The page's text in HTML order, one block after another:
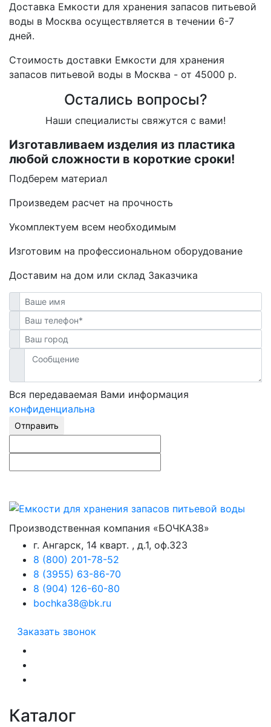
Доставка Емкости для хранения запасов питьевой
воды в Москва осуществляется в течении 6-7
дней.
Стоимость доставки Емкости для хранения
запасов питьевой воды в Москва - от 45000 р.
Остались вопросы?
Наши специалисты свяжутся с вами!
Изготавливаем изделия из пластика
любой сложности в короткие сроки!
Подберем материал
Произведем расчет на прочность
Укомплектуем всем необходимым
Изготовим на профессиональном оборудование
Доставим на дом или склад Заказчика
Вся передаваемая Вами информация
конфиденциальна
Отправить
Производственная компания «БОЧКА38»
г. Ангарск, 14 кварт. , д.1, оф.323
8 (800) 201-78-52
8 (3955) 63-86-70
8 (904) 126-60-80
bochka38@bk.ru
Заказать звонок
Каталог